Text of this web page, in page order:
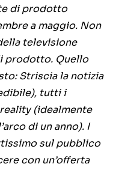
di prodotto
a maggio. Non
televisione
prodotto. Quello
Striscia la notizia
tutti i
(idealmente
di un anno). I
sul pubblico
con un’offerta